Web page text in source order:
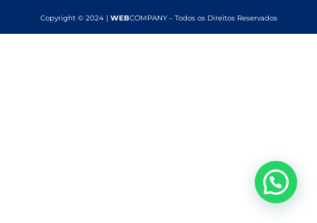
Copyright © 2024 | WEBCOMPANY – Todos os Direitos Reservados